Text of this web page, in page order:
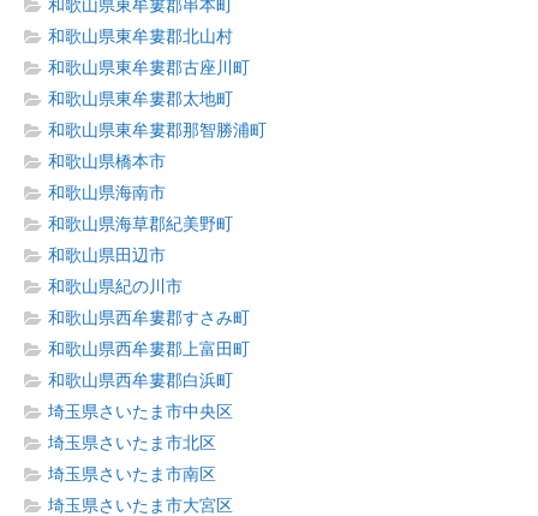
和歌山県東牟婁郡串本町
和歌山県東牟婁郡北山村
和歌山県東牟婁郡古座川町
和歌山県東牟婁郡太地町
和歌山県東牟婁郡那智勝浦町
和歌山県橋本市
和歌山県海南市
和歌山県海草郡紀美野町
和歌山県田辺市
和歌山県紀の川市
和歌山県西牟婁郡すさみ町
和歌山県西牟婁郡上富田町
和歌山県西牟婁郡白浜町
埼玉県さいたま市中央区
埼玉県さいたま市北区
埼玉県さいたま市南区
埼玉県さいたま市大宮区